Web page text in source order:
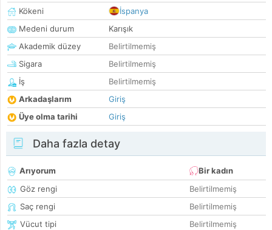
Kökeni
İspanya
Medeni durum
Karışık
Akademik düzey
Belirtilmemiş
Sigara
Belirtilmemiş
İş
Belirtilmemiş
Arkadaşlarım
Giriş
Üye olma tarihi
Giriş
Daha fazla detay
Arıyorum
Bir kadın
Göz rengi
Belirtilmemiş
Saç rengi
Belirtilmemiş
Vücut tipi
Belirtilmemiş